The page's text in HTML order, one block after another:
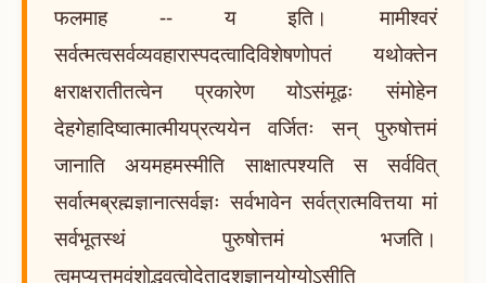
फलमाह -- य इति। मामीश्वरं
सर्वत्मत्वसर्वव्यवहारास्पदत्वादिविशेषणोपतं यथोक्तेन
क्षराक्षरातीतत्वेन प्रकारेण योऽसंमूढः संमोहेन
देहगेहादिष्वात्मात्मीयप्रत्ययेन वर्जितः सन् पुरुषोत्तमं
जानाति अयमहमस्मीति साक्षात्पश्यति स सर्ववित्
सर्वात्मब्रह्मज्ञानात्सर्वज्ञः सर्वभावेन सर्वत्रात्मवित्तया मां
सर्वभूतस्थं पुरुषोत्तमं भजति।
त्वमप्युत्तमवंशोद्भवत्वोदेतादृशज्ञानयोग्योऽसीति